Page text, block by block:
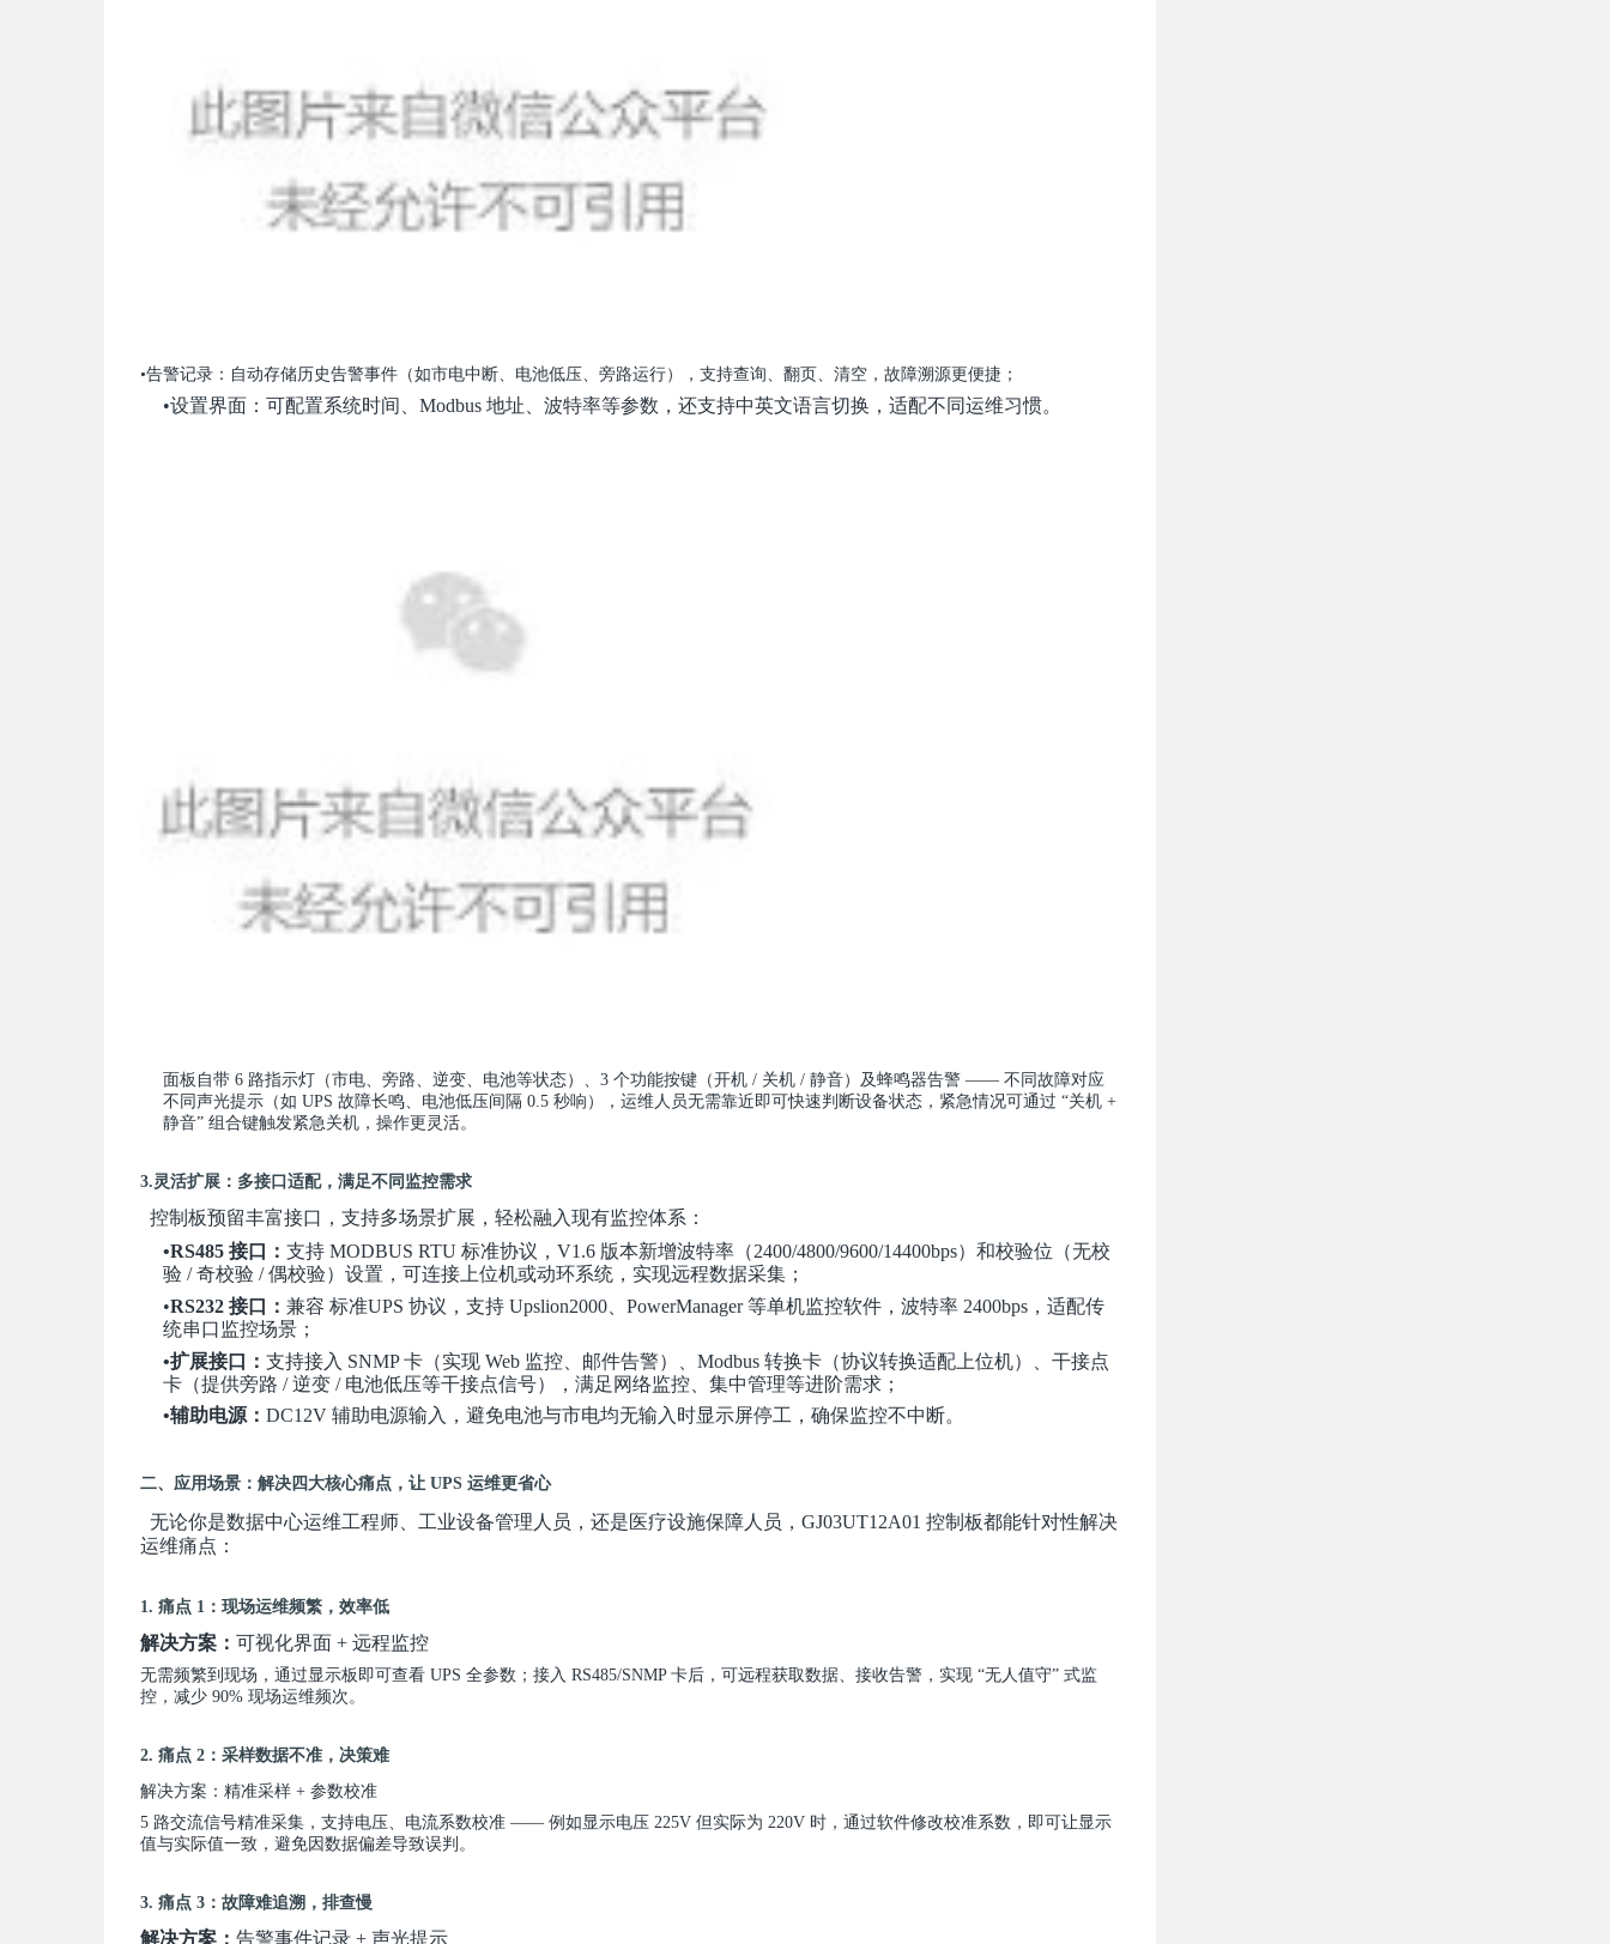
•告警记录：自动存储历史告警事件（如市电中断、电池低压、旁路运行），支持查询、翻页、清空，故障溯源更便捷；
•设置界面：可配置系统时间、Modbus 地址、波特率等参数，还支持中英文语言切换，适配不同运维习惯。
面板自带 6 路指示灯（市电、旁路、逆变、电池等状态）、3 个功能按键（开机 / 关机 / 静音）及蜂鸣器告警 —— 不同故障对应
不同声光提示（如 UPS 故障长鸣、电池低压间隔 0.5 秒响），运维人员无需靠近即可快速判断设备状态，紧急情况可通过 “关机 +
静音” 组合键触发紧急关机，操作更灵活。
3.灵活扩展：多接口适配，满足不同监控需求
控制板预留丰富接口，支持多场景扩展，轻松融入现有监控体系：
•RS485 接口： 支持 MODBUS RTU 标准协议，V1.6 版本新增波特率（2400/4800/9600/14400bps）和校验位（无校
验 / 奇校验 / 偶校验）设置，可连接上位机或动环系统，实现远程数据采集；
•RS232 接口： 兼容 标准UPS 协议，支持 Upslion2000、PowerManager 等单机监控软件，波特率 2400bps，适配传
统串口监控场景；
•扩展接口： 支持接入 SNMP 卡（实现 Web 监控、邮件告警）、Modbus 转换卡（协议转换适配上位机）、干接点
卡（提供旁路 / 逆变 / 电池低压等干接点信号），满足网络监控、集中管理等进阶需求；
•辅助电源： DC12V 辅助电源输入，避免电池与市电均无输入时显示屏停工，确保监控不中断。
二、应用场景：解决四大核心痛点，让 UPS 运维更省心
无论你是数据中心运维工程师、工业设备管理人员，还是医疗设施保障人员，GJ03UT12A01 控制板都能针对性解决
运维痛点 ：
1. 痛点 1：现场运维频繁，效率低
解决方案： 可视化界面 + 远程监控
无需频繁到现场，通过显示板即可查看 UPS 全参数；接入 RS485/SNMP 卡后，可远程获取数据、接收告警，实现 “无人值守” 式监
控，减少 90% 现场运维频次。
2. 痛点 2：采样数据不准，决策难
解决方案：精准采样 + 参数校准
5 路交流信号精准采集，支持电压、电流系数校准 —— 例如显示电压 225V 但实际为 220V 时，通过软件修改校准系数，即可让显示
值与实际值一致，避免因数据偏差导致误判。
3. 痛点 3：故障难追溯，排查慢
解决方案： 告警事件记录 + 声光提示